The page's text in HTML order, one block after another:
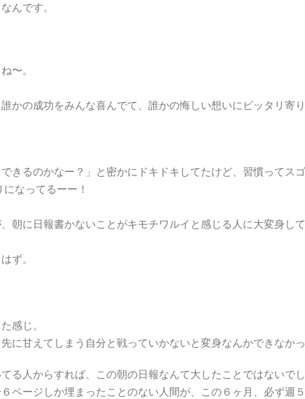
んです。
〜。
かの成功をみんな喜んでて、誰かの悔しい想いにピッタリ寄り
きるのかなー？」と密かにドキドキしてたけど、習慣ってスゴ
なってるーー！
朝に日報書かないことがキモチワルイと感じる人に大変身して
ず。
感じ。
に甘えてしまう自分と戦っていかないと変身なんかできなか
る人からすれば、この朝の日報なんて大したことではないでし
ページしか埋まったことのない人間が、この６ヶ月、必ず週